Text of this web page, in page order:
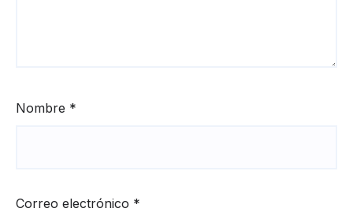
Nombre *
Correo electrónico *